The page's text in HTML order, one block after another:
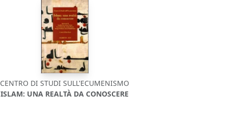
CENTRO DI STUDI SULL'ECUMENISMO
ISLAM: UNA REALTÀ DA CONOSCERE